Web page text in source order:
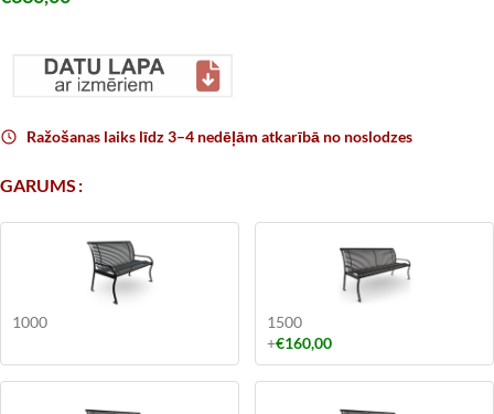
Ražošanas laiks līdz 3–4 nedēļām atkarībā no noslodzes
GARUMS
1000
1500
+€160,00